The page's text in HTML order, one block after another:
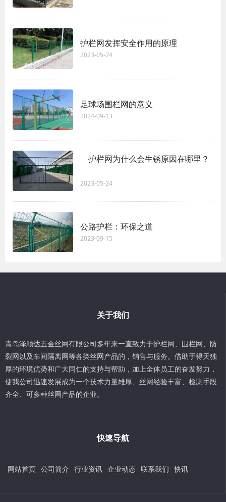
护栏网发挥安全作用的原理
2023-05-24
足球场围栏网的意义
2024-09-13
护栏网为什么会生锈原因在哪里？
2023-05-24
公路护栏：环保之道
2023-09-15
关于我们
青岛泽顺达五金丝网有限公司多年来一直致力于护栏网、围栏网、防
裂网以及车间隔离网等各类丝网产品的，销售与服务。借助于得天独
厚的环境优势和广大同仁的支持与帮助，加上全体员工的奋发努力，
使我公司迅速发展成为一个技术力量雄厚、丝网经验丰富、检测手段
齐全、可多种丝网产品的企业。
快速导航
网站首页 公司简介 行业资讯 企业动态 联系我们 快讯